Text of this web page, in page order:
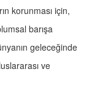
korunması için,
barışa
geleceğinde
ve